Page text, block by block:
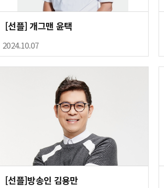
[선플] 개그맨 윤택
2024.10.07
[선플]방송인 김용만